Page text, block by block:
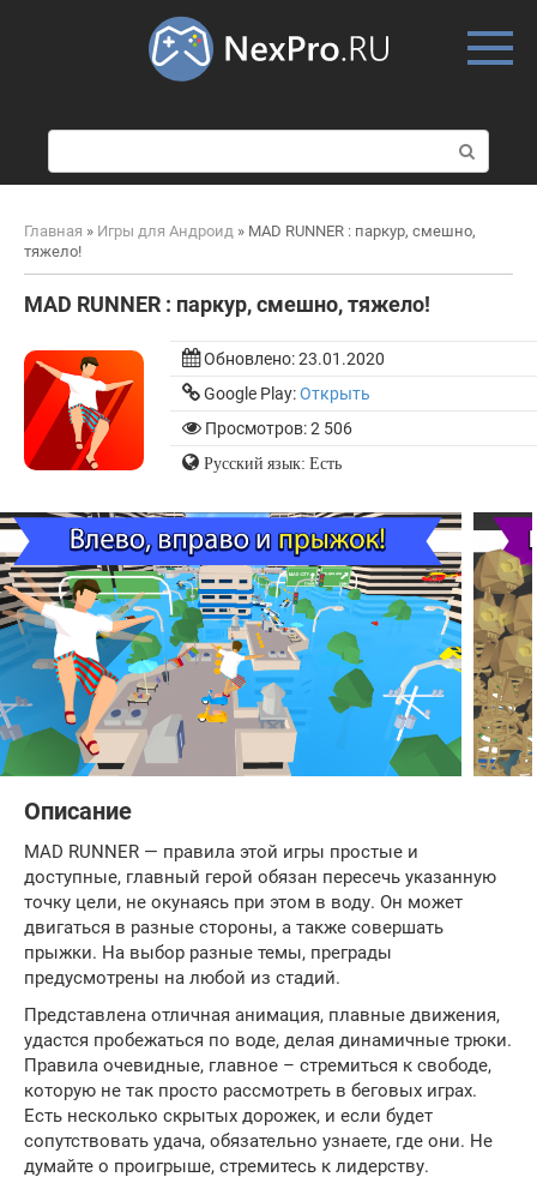
о
и
к
Главная » Игры для Андроид » MAD RUNNER : паркур, смешно,
тяжело!
MAD RUNNER : паркур, смешно, тяжело!
Обновлено:23.01.2020
Google Play:Открыть
Просмотров: 2 506
Русский язык: Есть
Описание
MAD RUNNER — правила этой игры простые и
доступные, главный герой обязан пересечь указанную
точку цели, не окунаясь при этом в воду. Он может
двигаться в разные стороны, а также совершать
прыжки. На выбор разные темы, преграды
предусмотрены на любой из стадий.
Представлена отличная анимация, плавные движения,
удастся пробежаться по воде, делая динамичные трюки.
Правила очевидные, главное – стремиться к свободе,
которую не так просто рассмотреть в беговых играх.
Есть несколько скрытых дорожек, и если будет
сопутствовать удача, обязательно узнаете, где они. Не
думайте о проигрыше, стремитесь к лидерству.